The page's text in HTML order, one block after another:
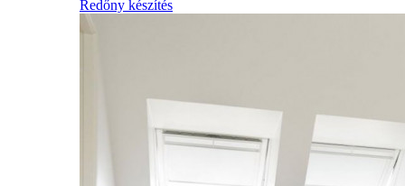
Redőny készítés